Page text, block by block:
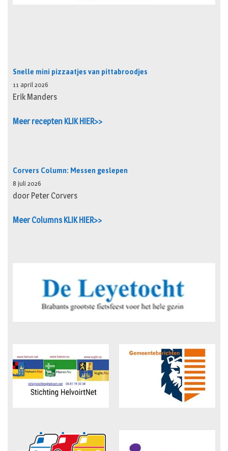
Snelle mini pizzaatjes van pittabroodjes
11 april 2026
Erik Manders
Meer recepten KLIK HIER>>
Corvers Column: Messen geslepen
8 juli 2026
door Peter Corvers
Meer Columns KLIK HIER>>